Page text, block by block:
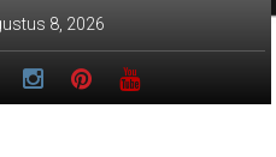
8, 2026